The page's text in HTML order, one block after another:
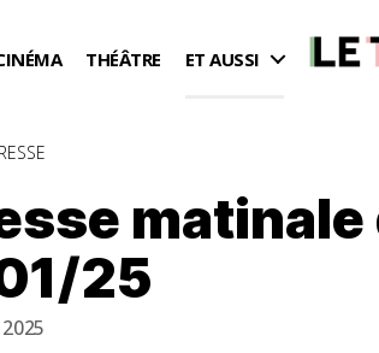
THÉÂTRE ET AUSSI
matinale
25